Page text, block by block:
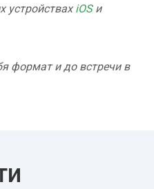
устройствахiOSи
формат и до встречи в